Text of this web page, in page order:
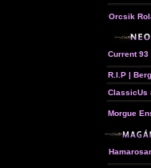
Orcsik
Current 93
R.I.P |
ClassicUs
Morgue